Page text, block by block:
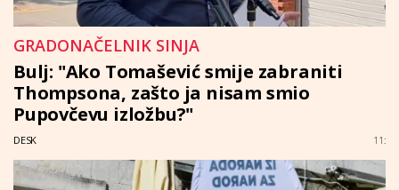
GRADONAČELNIK SINJA
Bulj: "Ako Tomašević smije zabraniti
Thompsona, zašto ja nisam smio
Pupovčevu izložbu?"
DESK 11: